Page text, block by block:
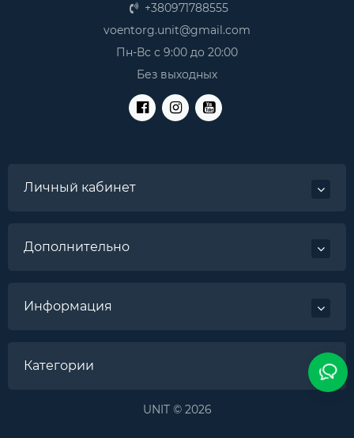
+380971788555
voentorg.unit@gmail.com
Пн-Вс с 9:00 до 20:00
Без выходных
Личный кабинет
Дополнительно
Информация
Категории
UNIT © 2026